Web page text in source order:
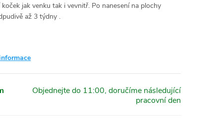
jak venku tak i vevnitř. Po nanesení na plochy
až 3 týdny .